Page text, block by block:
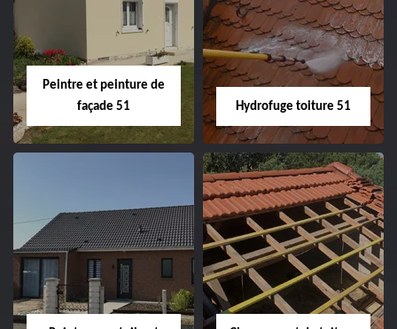
de rive 51
Peintre et peinture de
façade 51
Peintre et peinture
de façade 51
Hydrofuge toiture 51
Hydrofuge toiture
51